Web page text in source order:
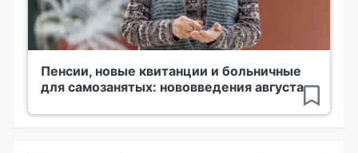
Пенсии, новые квитанции и больничные
для самозанятых: нововведения августа